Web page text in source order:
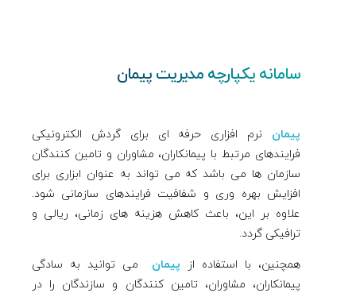
سامانه یکپارچه مدیریت پیمان
پیمان
نرم افزاری حرفه ای برای گردش الکترونیکی
فرایندهای مرتبط با پیمانکاران، مشاوران و تامین کنندگان
سازمان ها می باشد که می تواند به عنوان ابزاری برای
افزایش بهره وری و شفافیت فرایندهای سازمانی شود.
علاوه بر این، باعث کاهش هزینه های زمانی، ریالی و
ترافیکی گردد.
همچنین، با استفاده از پیمان
می توانید به سادگی
پیمانکاران، مشاوران، تامین کنندگان و سازندگان را در